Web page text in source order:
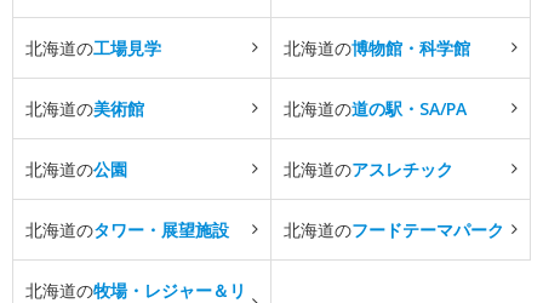
北海道の工場見学 北海道の博物館・科学館
北海道の美術館 北海道の道の駅・SA/PA
北海道の公園 北海道のアスレチック
北海道のタワー・展望施設 北海道のフードテーマパーク
北海道の牧場・レジャー＆リ